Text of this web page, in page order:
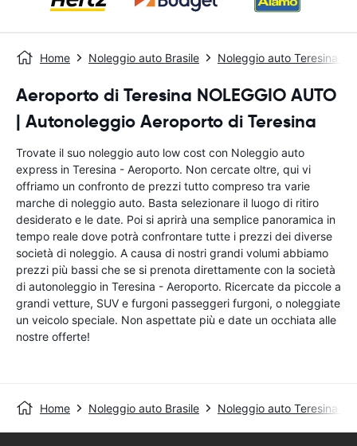
Home Noleggio auto Brasile Noleggio auto Teresina -
Aeroporto di Teresina NOLEGGIO AUTO
| Autonoleggio Aeroporto di Teresina
Trovate il suo noleggio auto low cost con Noleggio auto
express in Teresina - Aeroporto. Non cercate oltre, qui vi
offriamo un confronto de prezzi tutto compreso tra varie
marche di noleggio auto. Basta selezionare il luogo di ritiro
desiderato e le date. Poi si aprirà una semplice panoramica in
tempo reale dove potrà confrontare tutte i prezzi dei diverse
società di noleggio. A causa di nostri grandi volumi abbiamo
prezzi più bassi che se si prenota direttamente con la società
di autonoleggio in Teresina - Aeroporto. Ricercate da piccole a
grandi vetture, SUV e furgoni passeggeri furgoni, o noleggiate
un veicolo speciale. Non aspettate più e date un occhiata alle
nostre offerte!
Home Noleggio auto Brasile Noleggio auto Teresina -